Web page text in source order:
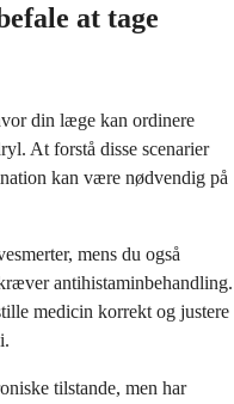
at tage
din læge kan ordinere
At forstå disse scenarier
kan være nødvendig på
mens du også
antihistaminbehandling.
medicin korrekt og justere
tilstande, men har